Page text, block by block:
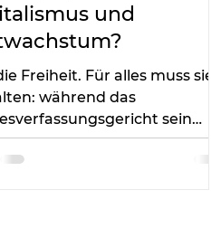
und
Freiheit. Für alles muss sie
während das
sein
mehr Klimaschutz mit der
zukü